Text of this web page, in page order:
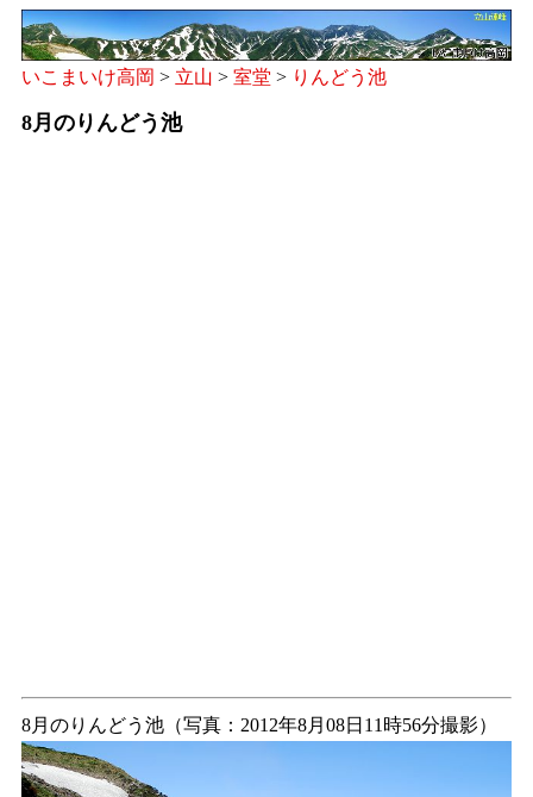
いこまいけ高岡 > 立山 > 室堂 > りんどう池
8月のりんどう池
8月のりんどう池（写真：2012年8月08日11時56分撮影）